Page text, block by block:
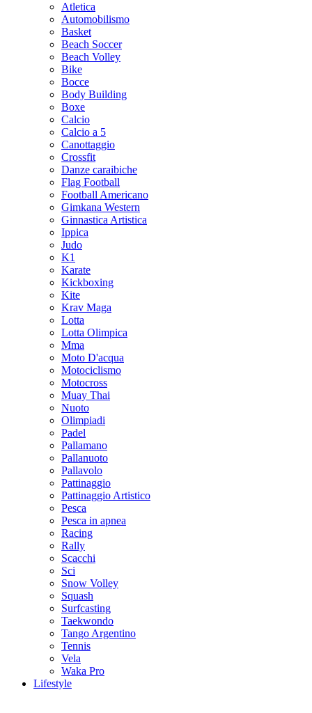
Atletica
Automobilismo
Basket
Beach Soccer
Beach Volley
Bike
Bocce
Body Building
Boxe
Calcio
Calcio a 5
Canottaggio
Crossfit
Danze caraibiche
Flag Football
Football Americano
Gimkana Western
Ginnastica Artistica
Ippica
Judo
K1
Karate
Kickboxing
Kite
Krav Maga
Lotta
Lotta Olimpica
Mma
Moto D'acqua
Motociclismo
Motocross
Muay Thai
Nuoto
Olimpiadi
Padel
Pallamano
Pallanuoto
Pallavolo
Pattinaggio
Pattinaggio Artistico
Pesca
Pesca in apnea
Racing
Rally
Scacchi
Sci
Snow Volley
Squash
Surfcasting
Taekwondo
Tango Argentino
Tennis
Vela
Waka Pro
Lifestyle